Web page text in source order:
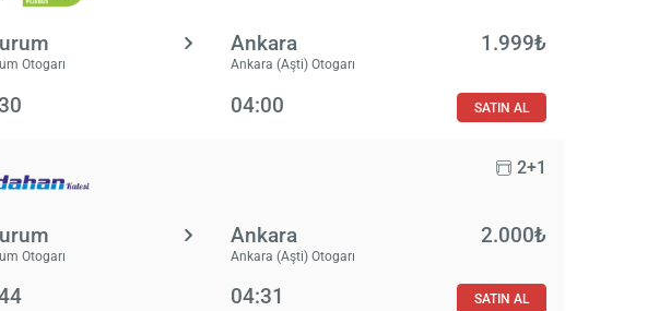
Otogarı
Ankara
Ankara (Aşti) Otogarı
1.999₺
04:00 SATIN AL
2+1
Otogarı
Ankara
Ankara (Aşti) Otogarı
2.000₺
04:31 SATIN AL